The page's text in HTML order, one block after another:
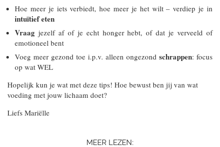
Hoe meer je iets verbiedt, hoe meer je het wilt – verdiep je in
intuïtief eten
Vraag jezelf af of je echt honger hebt, of dat je verveeld of
emotioneel bent
Voeg meer gezond toe i.p.v. alleen ongezond schrappen: focus
op wat WEL
Hopelijk kun je wat met deze tips! Hoe bewust ben jij van wat
voeding met jouw lichaam doet?
Liefs Mariëlle
MEER LEZEN: